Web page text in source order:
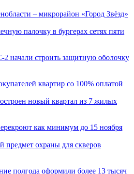
– микрорайон «Город Звёзд»
палочку в бургерах сетях пяти
начали строить защитную оболочку
квартир со 100% оплатой
новый квартал из 7 жилых
как минимум до 15 ноября
охраны для скверов
полгода оформили более 13 тысяч